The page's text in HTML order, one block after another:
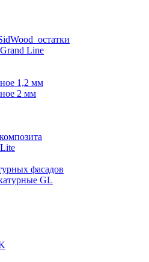
Line
1,2 мм
2 мм
фасадов
GL